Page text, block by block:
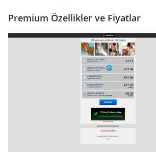
Premium Özellikler ve Fiyatlar